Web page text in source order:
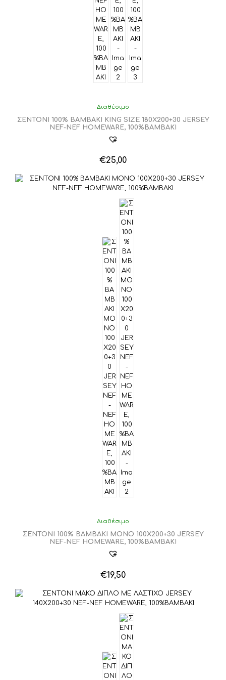
Διαθέσιμο
ΣΕΝΤΟΝΙ 100% ΒΑΜΒΑΚΙ KING SIZE 180X200+30 JERSEY
NEF-NEF HOMEWARE, 100%ΒΑΜΒΑΚΙ
€25,00
Διαθέσιμο
ΣΕΝΤΟΝΙ 100% ΒΑΜΒΑΚΙ ΜΟΝΟ 100X200+30 JERSEY
NEF-NEF HOMEWARE, 100%ΒΑΜΒΑΚΙ
€19,50